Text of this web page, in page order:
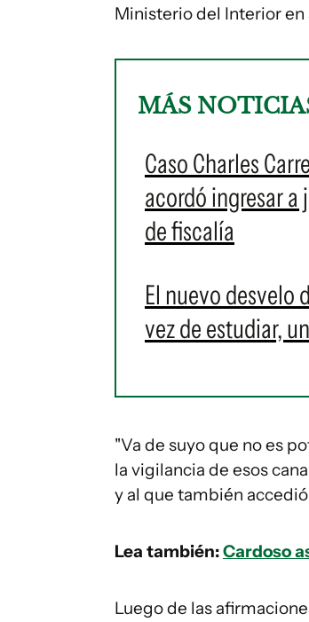
Ministerio del Interior en
MÁS
Caso Charles
acordó ingresar
de fiscalía
El nuevo desvelo
vez de estudiar,
"Va de suyo que no es
la vigilancia de esos
y al que también
Lea también:Cardoso
Luego de las